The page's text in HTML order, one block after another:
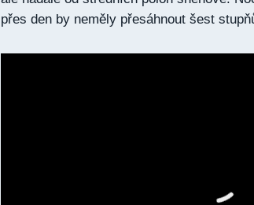
přes den by neměly přesáhnout šest